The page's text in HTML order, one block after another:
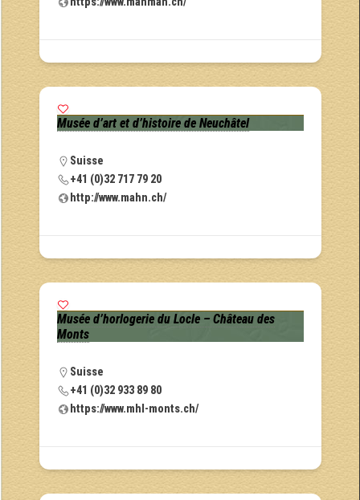
Musée d’art et d’histoire de Neuchâtel
Suisse
+41 (0)32 717 79 20
http://www.mahn.ch/
Musée d’horlogerie du Locle – Château des
Monts
Suisse
+41 (0)32 933 89 80
https://www.mhl-monts.ch/